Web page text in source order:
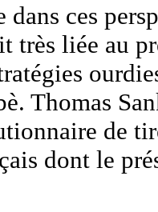
dans ces
très liée au
Thomas
de
dont le